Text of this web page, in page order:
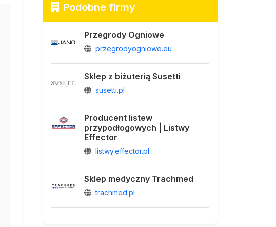
Podobne firmy
Przegrody Ogniowe
przegrodyogniowe.eu
Sklep z biżuterią Susetti
susetti.pl
Producent listew
przypodłogowych | Listwy
Effector
listwy.effector.pl
Sklep medyczny Trachmed
trachmed.pl